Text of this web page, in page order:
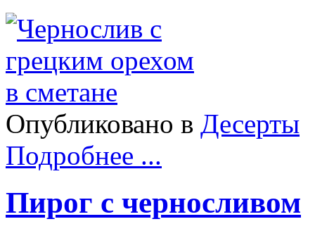
Опубликовано в Десерты
Подробнее ...
Пирог с черносливом